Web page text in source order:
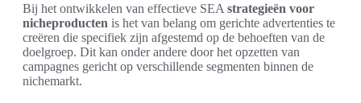
Bij het ontwikkelen van effectieve SEA strategieën voor
nicheproducten is het van belang om gerichte advertenties te
creëren die specifiek zijn afgestemd op de behoeften van de
doelgroep. Dit kan onder andere door het opzetten van
campagnes gericht op verschillende segmenten binnen de
nichemarkt.